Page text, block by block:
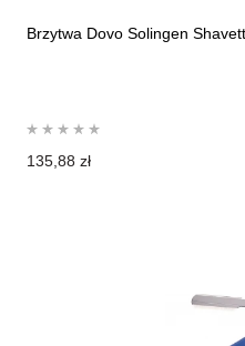
Brzytwa Dovo Solingen
135,88 zł